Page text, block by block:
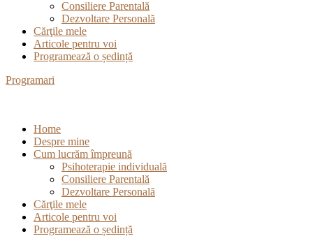
Consiliere Parentală
Dezvoltare Personală
Cărţile mele
Articole pentru voi
Programează o ședință
Programari
Home
Despre mine
Cum lucrăm împreună
Psihoterapie individuală
Consiliere Parentală
Dezvoltare Personală
Cărţile mele
Articole pentru voi
Programează o ședință